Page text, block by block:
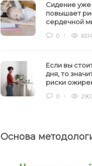
Сидение
повышает
сердечной
0
Если вы
дня, то
риски
0
Основа